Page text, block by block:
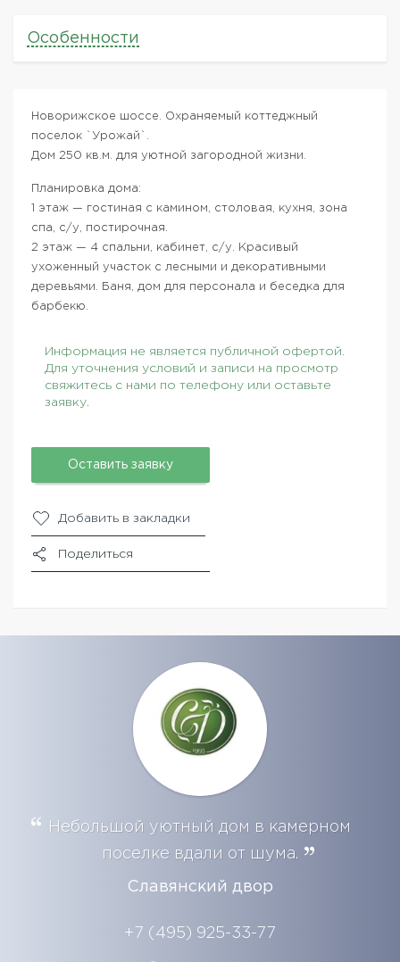
Особенности
Новорижское шоссе. Охраняемый коттеджный
поселок `Урожай`.
Дом 250 кв.м. для уютной загородной жизни.
Планировка дома:
1 этаж — гостиная с камином, столовая, кухня, зона
спа, с/у, постирочная.
2 этаж — 4 спальни, кабинет, с/у. Красивый
ухоженный участок с лесными и декоративными
деревьями. Баня, дом для персонала и беседка для
барбекю.
Информация не является публичной офертой.
Для уточнения условий и записи на просмотр
свяжитесь с нами по телефону или оставьте
заявку.
Оставить заявку
Добавить в закладки
Поделиться
Небольшой уютный дом в камерном
поселке вдали от шума.
Славянский двор
+7 (495) 925-33-77